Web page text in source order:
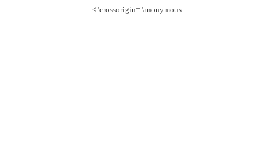
crossorigin="anonymous">